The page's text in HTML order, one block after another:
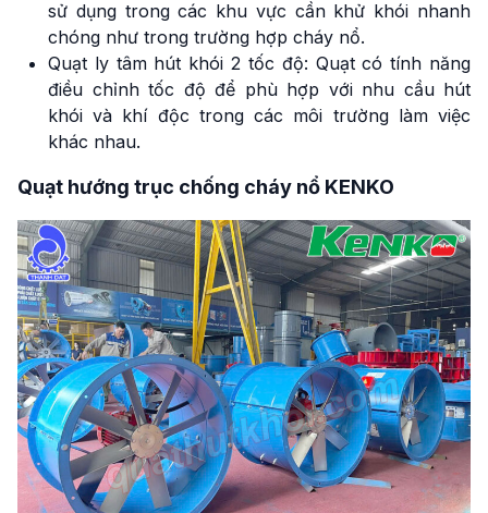
sử dụng trong các khu vực cần khử khói nhanh
chóng như trong trường hợp cháy nổ.
Quạt ly tâm hút khói 2 tốc độ: Quạt có tính năng
điều chỉnh tốc độ để phù hợp với nhu cầu hút
khói và khí độc trong các môi trường làm việc
khác nhau.
Quạt hướng trục chống cháy nổ KENKO